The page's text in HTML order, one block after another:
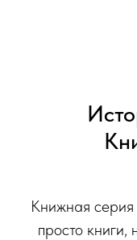
Книжная
просто книги,